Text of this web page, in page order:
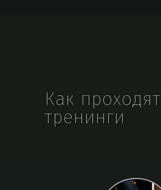
Как проходят
тренинги